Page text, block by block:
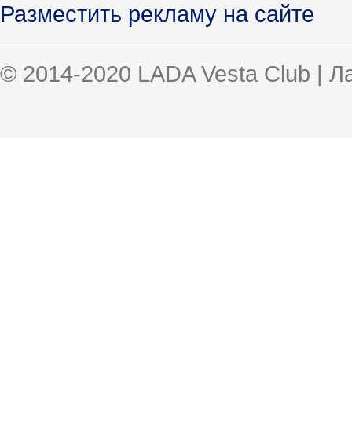
Разместить рекламу на сайте
© 2014-2020 LADA Vesta Club |